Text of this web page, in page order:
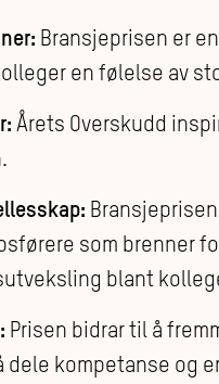
Bransjeprisen er
en følelse av
Årets Overskudd
som brenner
blant
Prisen bidrar til å
dele kompetanse og